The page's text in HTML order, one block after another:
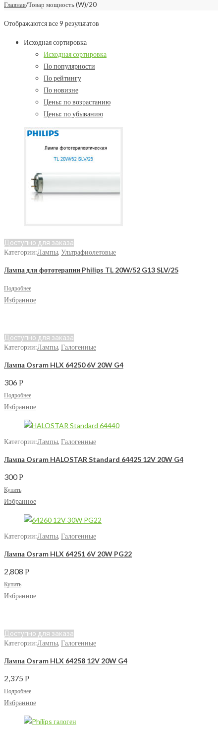
Главная/Товар мощность (W)/20
Отображаются все 9 результатов
Исходная сортировка
Исходная сортировка
По популярности
По рейтингу
По новизне
Цены: по возрастанию
Цены: по убыванию
Доступно для заказа
Категории:Лампы, Ультрафиолетовые
Лампа для фототерапии Philips TL 20W/52 G13 SLV/25
Подробнее
Избранное
Доступно для заказа
Категории:Лампы, Галогенные
Лампа Osram HLX 64250 6V 20W G4
306 Р
Подробнее
Избранное
Категории:Лампы, Галогенные
Лампа Osram HALOSTAR Standard 64425 12V 20W G4
300Р
Купить
Избранное
Категории:Лампы, Галогенные
Лампа Osram HLX 64251 6V 20W PG22
2,808 Р
Купить
Избранное
Доступно для заказа
Категории:Лампы, Галогенные
Лампа Osram HLX 64258 12V 20W G4
2,375 Р
Подробнее
Избранное